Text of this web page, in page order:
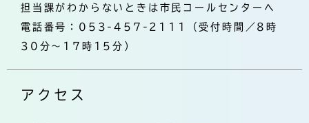
担当課がわからないときは市民コールセンターへ
電話番号：053-457-2111（受付時間／8時
30分～17時15分）
アクセス